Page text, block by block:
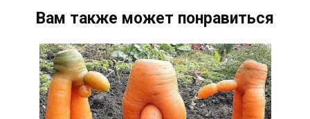
Вам также может понравиться